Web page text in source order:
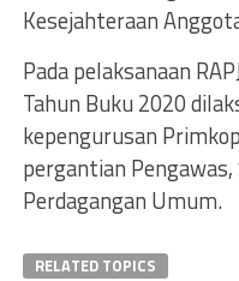
Kesejahteraan
Pada pelaksanaan
Tahun Buku 2020
kepengurusan
pergantian
Perdagangan Umum.
RELATED TOPICS